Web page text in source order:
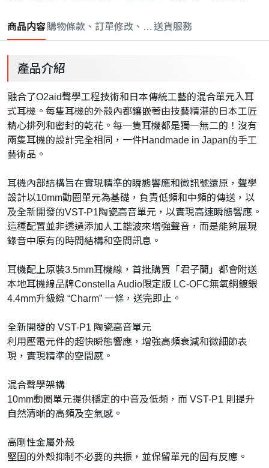
商品内容購物條款、訂單修改、取消與退款政策
送貨服務
產品介紹
融合了O2aid聲學工程技術和日本傳統工藝的混合單元入耳
式耳機。每隻耳機的外殼內都鑲嵌著由技藝精湛的日本工匠
精心排列和密封的乾花。每一隻耳機都是獨一無二的！沒有
兩隻耳機的設計完全相同，一件Handmade in Japan的手工
藝術品。
耳機內部結構旨在實現精準的瞬態響應和微訊號還原，聲學
設計以10mm動圈單元為基礎，負責低頻和中頻的傳送，以
及全新開發的VST-P1陶瓷高音單元，以實現高速瞬態響應。
這種配置並非透過添加人工諧波來增強聲音，而是能夠展現
錄音中原有的時間結構和空間訊息。
耳機配上原裝3.5mm耳機線，首批購買「君子蘭」都會附送
本地耳機線品牌Constella Audio限定版 LC-OFC無氧銅鍍銀
4.4mm升級線 “Charm” 一條，送完即止。
全新開發的 VST-P1 陶瓷高音單元
利用壓電元件的超快瞬態響應，增強高頻衰減和微細節表
現，實現精準的空間感。
混合聲學架構
10mm動圈單元提供穩定的中音及低頻，而 VST-P1 則提升
自然清晰的高頻及空氣感。
高剛性金屬外殼
堅固的外殼抑制不必要的共振，並保留單元的固有反應。